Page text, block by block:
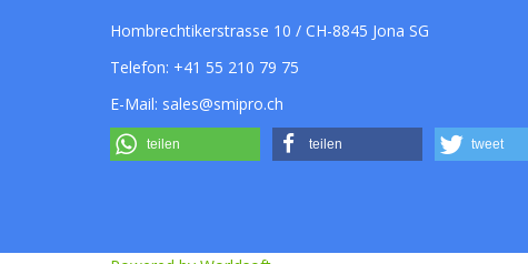
Hombrechtikerstrasse 10 / CH-8845 Jona SG
Telefon: +41 55 210 79 75
E-Mail: sales@smipro.ch
teilen teilen tweet